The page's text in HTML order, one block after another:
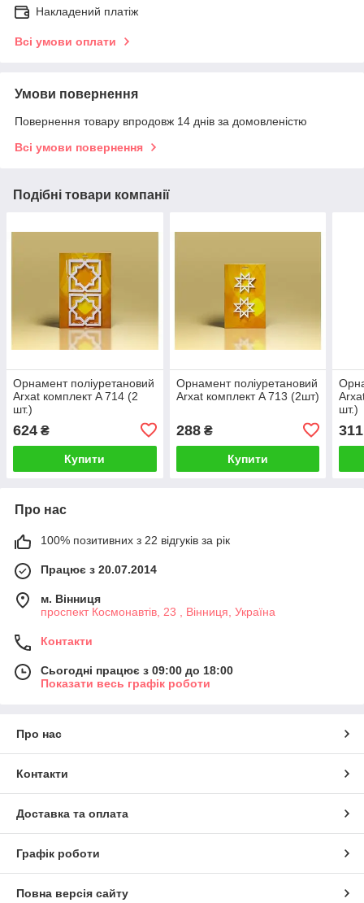
Накладений платіж
Всі умови оплати
Умови повернення
Повернення товару впродовж 14 днів за домовленістю
Всі умови повернення
Подібні товари компанії
Орнамент поліуретановий
Arxat комплект A 714 (2
шт.)
624 ₴
Купити
Орнамент поліуретановий
Arxat комплект A 713 (2шт)
288₴
Купити
шт.)
311
Про нас
100% позитивних з 22 відгуків за рік
Працює з 20.07.2014
м. Вінниця
проспект Космонавтів, 23 , Вінниця, Україна
Контакти
Сьогодні працює з 09:00 до 18:00
Показати весь графік роботи
Про нас
Контакти
Доставка та оплата
Графік роботи
Повна версія сайту